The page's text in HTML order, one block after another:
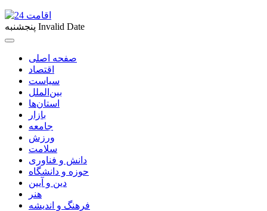
پنجشنبه Invalid Date
صفحه اصلی
اقتصاد
سیاست
بین‌الملل
استان‌ها
بازار
جامعه
ورزش
سلامت
دانش و فناوری
حوزه و دانشگاه
دین و آیین
هنر
فرهنگ و اندیشه